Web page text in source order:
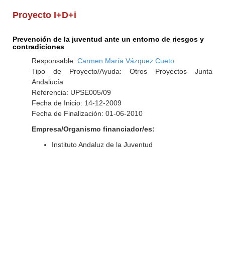
Proyecto I+D+i
Prevención de la juventud ante un entorno de riesgos y
contradiciones
Responsable: Carmen María Vázquez Cueto
Tipo de Proyecto/Ayuda: Otros Proyectos Junta
Andalucía
Referencia: UPSE005/09
Fecha de Inicio: 14-12-2009
Fecha de Finalización: 01-06-2010
Empresa/Organismo financiador/es:
Instituto Andaluz de la Juventud